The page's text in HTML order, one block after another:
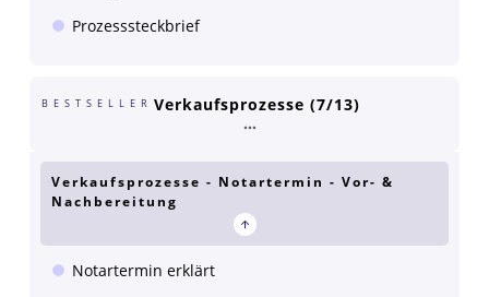
Prozesssteckbrief
BESTSELLER Verkaufsprozesse (7/13)
Verkaufsprozesse - Notartermin - Vor- &
Nachbereitung
Notartermin erklärt